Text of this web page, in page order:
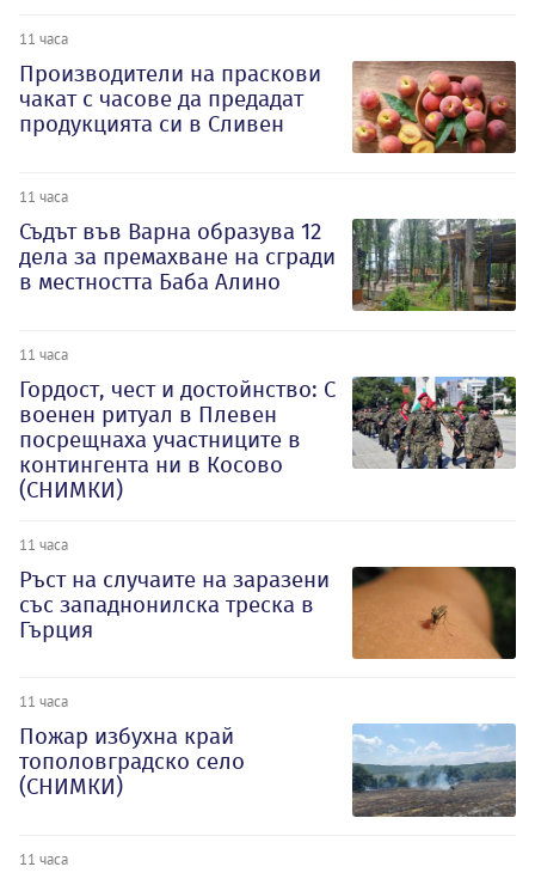
11 часа
Производители на праскови
чакат с часове да предадат
продукцията си в Сливен
11 часа
Съдът във Варна образува 12
дела за премахване на сгради
в местността Баба Алино
11 часа
Гордост, чест и достойнство: С
военен ритуал в Плевен
посрещнаха участниците в
контингента ни в Косово
(СНИМКИ)
11 часа
Ръст на случаите на заразени
със западнонилска треска в
Гърция
11 часа
Пожар избухна край
тополовградско село
(СНИМКИ)
11 часа